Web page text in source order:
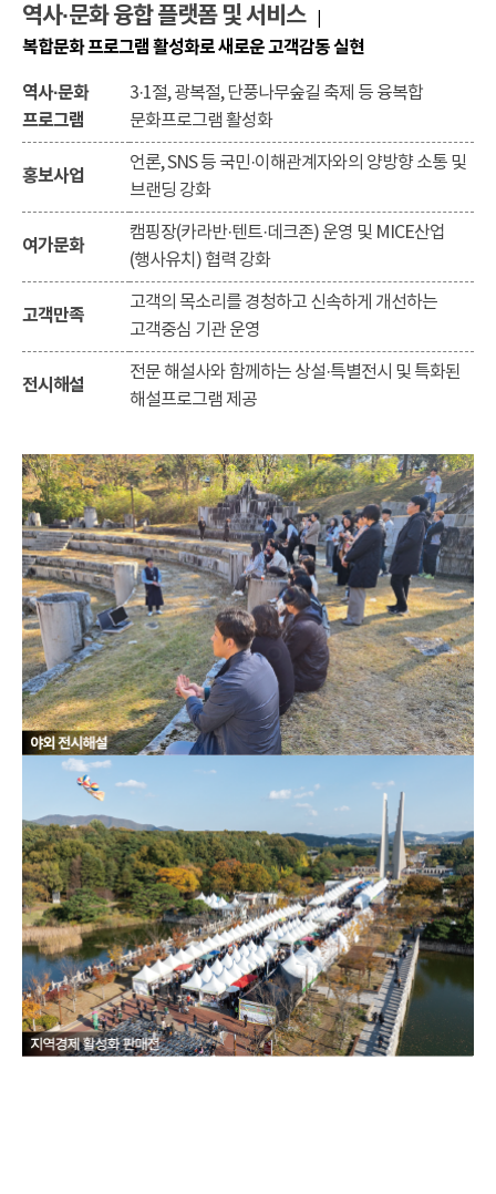
역사·문화 융합 플랫폼 및 서비스
복합문화 프로그램 활성화로 새로운 고객감동 실현
역사·문화
프로그램
3·1절, 광복절, 단풍나무숲길 축제 등 융복합
문화프로그램 활성화
홍보사업
언론, SNS 등 국민·이해관계자와의 양방향 소통 및
브랜딩 강화
여가문화
캠핑장(카라반·텐트·데크존) 운영 및 MICE산업
(행사유치) 협력 강화
고객만족
고객의 목소리를 경청하고 신속하게 개선하는
고객중심 기관 운영
전시해설
전문 해설사와 함께하는 상설·특별전시 및 특화된
해설프로그램 제공